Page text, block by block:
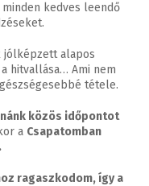
kedves leendő
jólképzett alapos
hitvallása… Ami nem
tétele.
közös időpontot
a Csapatomban
ragaszkodom, így a